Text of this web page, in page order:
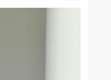
download.jpg